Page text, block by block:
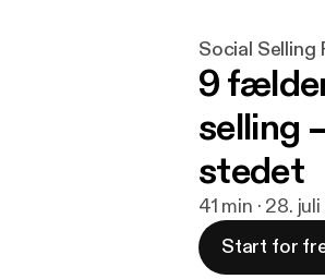
Social Selling
9
selling
stedet
41 min · 28.
Start for